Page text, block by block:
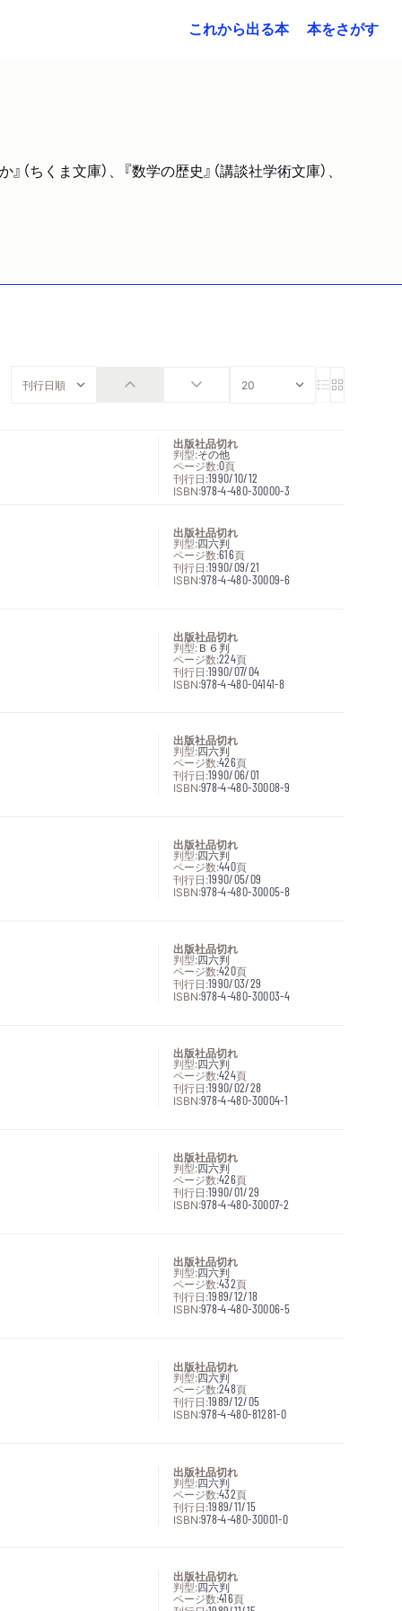
これから出る本 本をさがす
くま文庫）、『数学の歴史』（講談社学術文庫）、
出版社品切れ
判型:その他
ページ数:0頁
刊行日:1990/10/12
ISBN:978-4-480-30000-3
出版社品切れ
判型:四六判
ページ数:616頁
刊行日:1990/09/21
ISBN:978-4-480-30009-6
出版社品切れ
判型:Ｂ６判
ページ数:224頁
刊行日:1990/07/04
ISBN:978-4-480-04141-8
出版社品切れ
判型:四六判
ページ数:426頁
刊行日:1990/06/01
ISBN:978-4-480-30008-9
出版社品切れ
判型:四六判
ページ数:440頁
刊行日:1990/05/09
ISBN:978-4-480-30005-8
出版社品切れ
判型:四六判
ページ数:420頁
刊行日:1990/03/29
ISBN:978-4-480-30003-4
出版社品切れ
判型:四六判
ページ数:424頁
刊行日:1990/02/28
ISBN:978-4-480-30004-1
出版社品切れ
判型:四六判
ページ数:426頁
刊行日:1990/01/29
ISBN:978-4-480-30007-2
出版社品切れ
判型:四六判
ページ数:432頁
刊行日:1989/12/18
ISBN:978-4-480-30006-5
出版社品切れ
判型:四六判
ページ数:248頁
刊行日:1989/12/05
ISBN:978-4-480-81281-0
出版社品切れ
判型:四六判
ページ数:432頁
刊行日:1989/11/15
ISBN:978-4-480-30001-0
出版社品切れ
判型:四六判
ページ数:416頁